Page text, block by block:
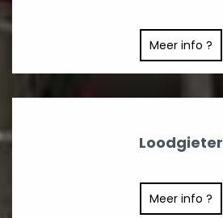
Meer info ?
Loodgieter
Meer info ?